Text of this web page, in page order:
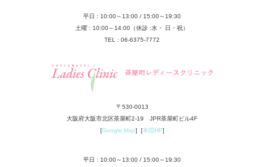
平日 : 10:00～13:00 / 15:00～19:30
土曜 : 10:00～14:00（休診 :水・ 日・祝）
TEL : 06-6375-7772
〒530-0013
大阪府大阪市北区茶屋町2-19 JPR茶屋町ビル4F
[Google Map] [本院HP]
平日 : 10:00～13:00 / 15:00～19:30